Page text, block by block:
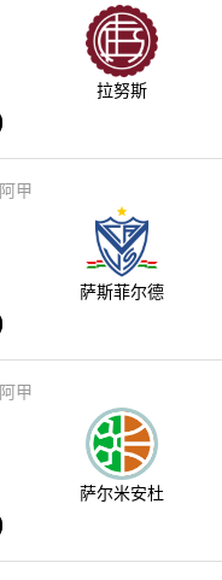
拉努斯
阿甲
萨斯菲尔德
阿甲
萨尔米安杜